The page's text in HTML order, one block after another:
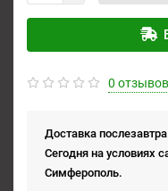
0 отзывов
Доставка
Сегодня на условиях
Симферополь.